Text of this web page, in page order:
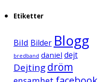
Etiketter
Bild Bilder Blogg
bredband daniel dejt
Dejtingdröm